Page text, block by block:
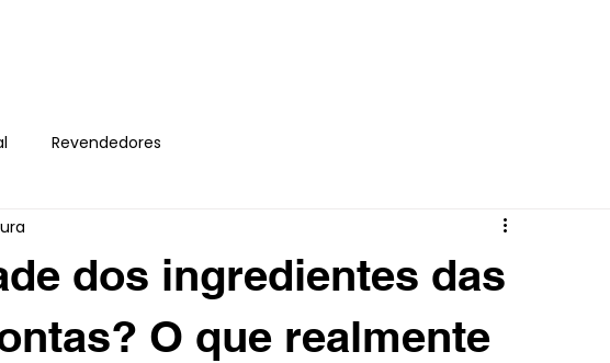
Revendedores
dos ingredientes das
O que realmente